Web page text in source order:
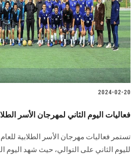
2024-02-20
فعاليات اليوم الثاني لمهرجان الأسر
لليوم الثاني على التوالي، ‏حيث شهد اليوم